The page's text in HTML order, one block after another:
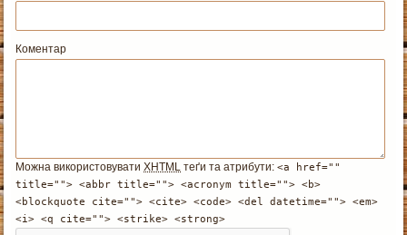
Коментар
Можна використовуватиXHTML теґи та атрибути:<a href=""
title=""> <abbr title=""> <acronym title=""> <b>
<blockquote cite=""> <cite> <code> <del datetime=""> <em>
<i> <q cite=""> <strike> <strong>